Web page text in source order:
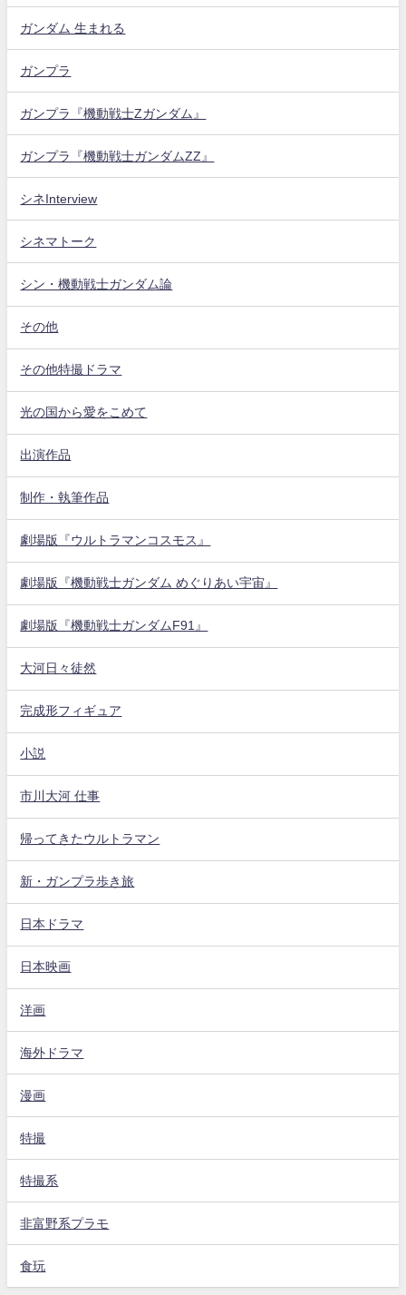
ガンダム 生まれる
ガンプラ
ガンプラ『機動戦士Zガンダム』
ガンプラ『機動戦士ガンダムZZ』
シネInterview
シネマトーク
シン・機動戦士ガンダム論
その他
その他特撮ドラマ
光の国から愛をこめて
出演作品
制作・執筆作品
劇場版『ウルトラマンコスモス』
劇場版『機動戦士ガンダム めぐりあい宇宙』
劇場版『機動戦士ガンダムF91』
大河日々徒然
完成形フィギュア
小説
市川大河 仕事
帰ってきたウルトラマン
新・ガンプラ歩き旅
日本ドラマ
日本映画
洋画
海外ドラマ
漫画
特撮
特撮系
非富野系プラモ
食玩